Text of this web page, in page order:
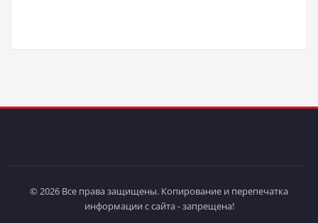
© 2026 Все права защищены. Копирование и перепечатка
информации с сайта - запрещена!